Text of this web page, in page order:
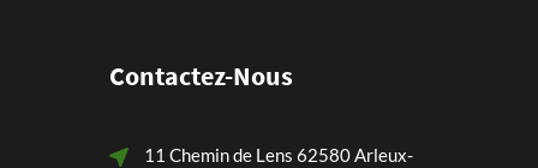
Contactez-Nous
11 Chemin de Lens 62580 Arleux-